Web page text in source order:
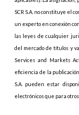
SCR S.A. no constituye el
un experto en conexión
las leyes de cualquier
del mercado de títulos y
Services and Markets
eficiencia de la
S.A. pueden estar
electrónicos que para